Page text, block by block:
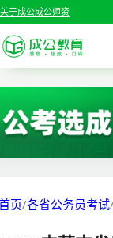
关于成公成公师资
考试公告
职位表
页/各省公务员考试